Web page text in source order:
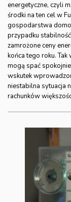
energetyczne, czyli
środki na ten cel w
gospodarstwa
przypadku
zamrożone ceny
końca tego roku.
mogą spać
wskutek
niestabilna sytuacja
rachunków